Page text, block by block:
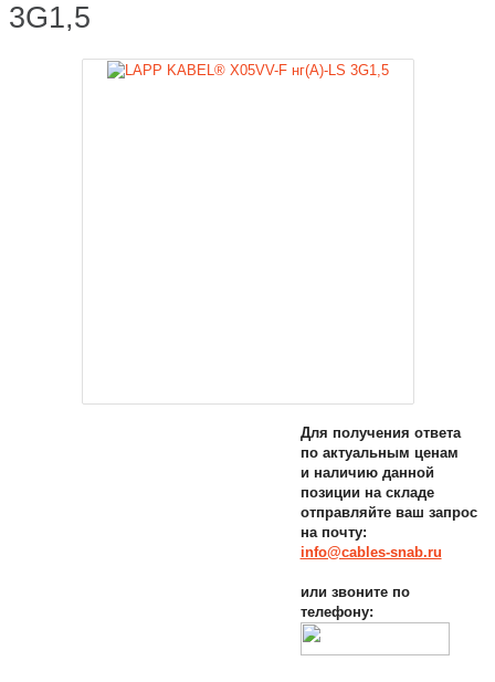
3G1,5
Для получения ответа
по актуальным ценам
и наличию данной
позиции на складе
отправляйте ваш запрос
на почту:
info@cables-snab.ru
или звоните по
телефону: